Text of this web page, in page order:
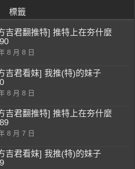
標籤
吉君翻推特] 推特上在夯什麼
8 月 8 日
吉君看妹] 我推(特)的妹子
8 月 8 日
吉君翻推特] 推特上在夯什麼
8 月 7 日
吉君看妹] 我推(特)的妹子